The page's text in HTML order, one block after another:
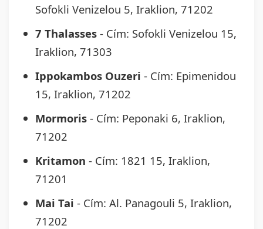
Sofokli Venizelou 5, Iraklion, 71202
7 Thalasses - Cím: Sofokli Venizelou 15,
Iraklion, 71303
Ippokambos Ouzeri - Cím: Epimenidou
15, Iraklion, 71202
Mormoris - Cím: Peponaki 6, Iraklion,
71202
Kritamon - Cím: 1821 15, Iraklion,
71201
Mai Tai - Cím: Al. Panagouli 5, Iraklion,
71202